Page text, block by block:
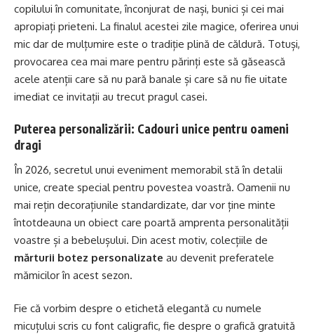
copilului în comunitate, înconjurat de nași, bunici și cei mai
apropiați prieteni. La finalul acestei zile magice, oferirea unui
mic dar de mulțumire este o tradiție plină de căldură. Totuși,
provocarea cea mai mare pentru părinți este să găsească
acele atenții care să nu pară banale și care să nu fie uitate
imediat ce invitații au trecut pragul casei.
Puterea personalizării: Cadouri unice pentru oameni
dragi
În 2026, secretul unui eveniment memorabil stă în detalii
unice, create special pentru povestea voastră. Oamenii nu
mai rețin decorațiunile standardizate, dar vor ține minte
întotdeauna un obiect care poartă amprenta personalității
voastre și a bebelușului. Din acest motiv, colecțiile de
mărturii botez personalizate au devenit preferatele
mămicilor în acest sezon.
Fie că vorbim despre o etichetă elegantă cu numele
micuțului scris cu font caligrafic, fie despre o grafică gratuită